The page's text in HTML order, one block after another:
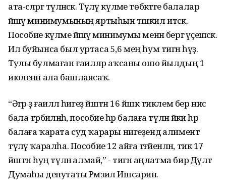
ата-әсәләргә түләнәсәк. Түләү күләме төбәктәге балалар
йәшәү минимумының яртыһын тәшкил итәсәк.
Пособие күләме йәшәү минимумы менән бергә үҫешәсәк.
Ил буйынса был уртаса 5,6 мең һум тигән һүҙ.
Тулы булмаған ғаиләләр аҡсаны ошо йылдың 1
июленән ала башлаясаҡ.
“Әгәр ҙә ғаиләлә һигеҙ йәштән 16 йәшкә тиклем бер нисә
бала тәрбиәләнһә, пособие һәр балаға түләнә йәки һәр
балаға ҡарата суд ҡарары нигеҙендә алимент
түләү ҡаралһа. Пособие 12 айға тәғәйенләнә, тик 17
йәштән һуң түләнә алмай,” - тигән аңлатма бирә Дәүләт
Думаһы депутаты Рәмзил Ишсарин.